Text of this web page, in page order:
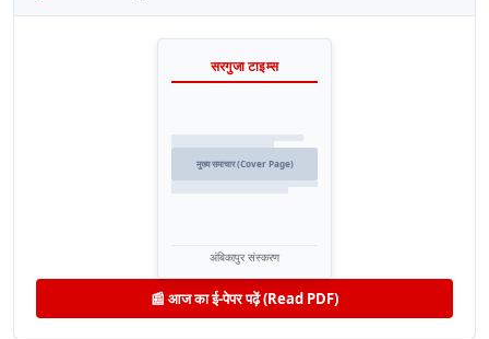
सरगुजा टाइम्स
मुख्य समाचार (Cover Page)
अंबिकापुर संस्करण
📰 आज का ई-पेपर पढ़ें (Read PDF)